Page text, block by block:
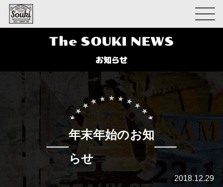
The SOUKI NEWS
お知らせ
年末年始のお知
らせ
2018.12.29